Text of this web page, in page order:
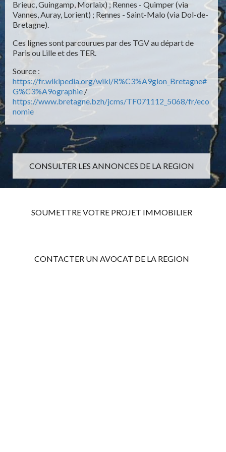
Brieuc, Guingamp, Morlaix) ; Rennes - Quimper (via
Vannes, Auray, Lorient) ; Rennes - Saint-Malo (via Dol-de-
Bretagne).
Ces lignes sont parcourues par des TGV au départ de
Paris ou Lille et des TER.
Source :
https://fr.wikipedia.org/wiki/R%C3%A9gion_Bretagne#
G%C3%A9ographie /
https://www.bretagne.bzh/jcms/TF071112_5068/fr/eco
nomie
CONSULTER LES ANNONCES DE LA REGION
SOUMETTRE VOTRE PROJET IMMOBILIER
CONTACTER UN AVOCAT DE LA REGION